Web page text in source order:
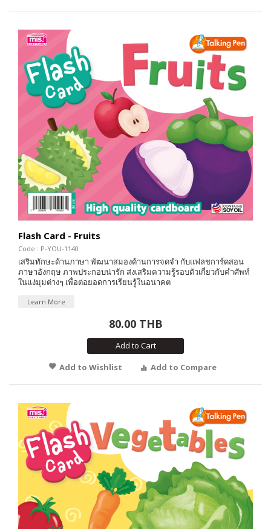
Flash Card - Fruits
Code : P-YOU-1140
เสริมทักษะด้านภาษา พัฒนาสมองด้านการจดจำ กับแฟลชการ์ดสอน
ภาษาอังกฤษ ภาพประกอบน่ารัก ส่งเสริมความรู้รอบตัวเกี่ยวกับคำศัพท์
ในแง่มุมต่างๆ เพื่อต่อยอดการเรียนรู้ในอนาคต
Learn More
80.00 THB
Add to Cart
Add to Wishlist
Add to Compare